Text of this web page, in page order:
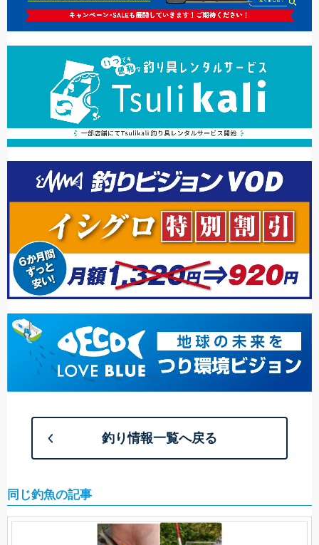
釣り情報一覧へ戻る
同じ釣魚の記事